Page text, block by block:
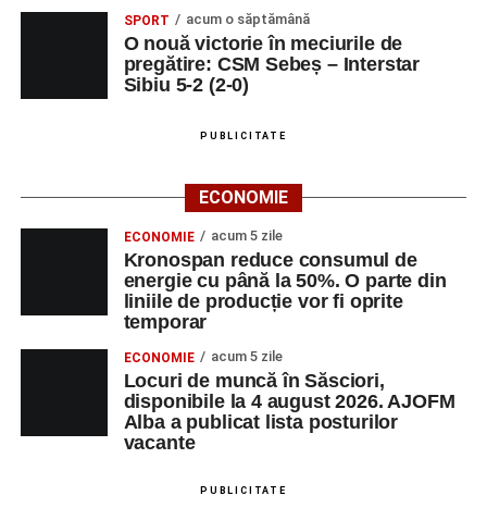
SPORT acum o săptămână
O nouă victorie în meciurile de
pregătire: CSM Sebeș – Interstar
Sibiu 5-2 (2-0)
PUBLICITATE
ECONOMIE
ECONOMIE acum 5 zile
Kronospan reduce consumul de
energie cu până la 50%. O parte din
liniile de producție vor fi oprite
temporar
ECONOMIE acum 5 zile
Locuri de muncă în Săsciori,
disponibile la 4 august 2026. AJOFM
Alba a publicat lista posturilor
vacante
PUBLICITATE